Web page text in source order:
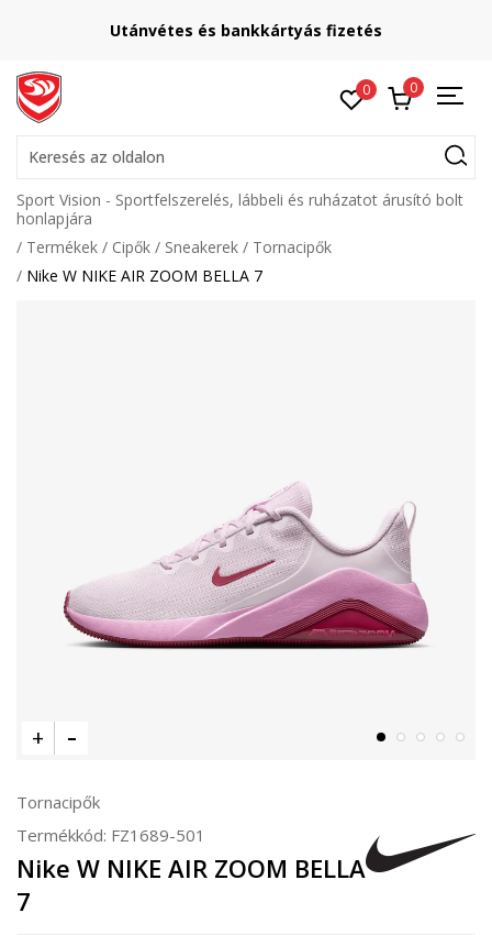
Utánvétes és bankkártyás fizetés
0 0
Keresés az oldalon
Sport Vision - Sportfelszerelés, lábbeli és ruházatot árusító bolt
honlapjára
Termékek
Cipők Sneakerek
Tornacipők
Nike W NIKE AIR ZOOM BELLA 7
Tornacipők
Termékkód: FZ1689-501
Nike W NIKE AIR ZOOM BELLA
7